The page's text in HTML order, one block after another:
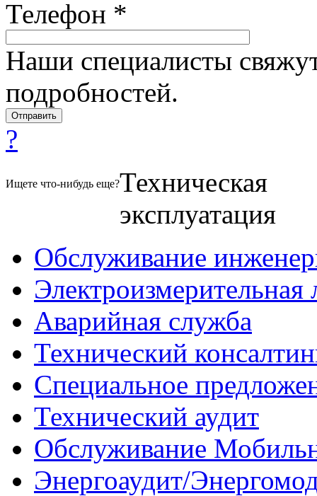
Телефон *
Наши специалисты
подробностей.
?
Ищете что-нибудь еще?Техническая
эксплуатация
Обслуживание
Электроизмерительная
Аварийная служба
Технический
Специальное
Технический аудит
Обслуживание
Энергоаудит/